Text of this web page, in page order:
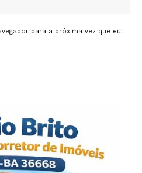
para a próxima vez que eu